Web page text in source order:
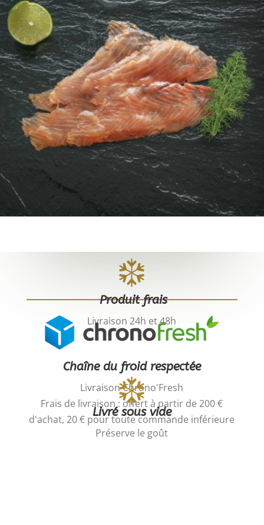
Produit frais
Livraison 24h et 48h
Chaîne du froid respectée
Livraison Chrono'Fresh
Frais de livraison : offert à partir de 200 €
d'achat, 20 € pour toute commande inférieure
Livré sous vide
Préserve le goût